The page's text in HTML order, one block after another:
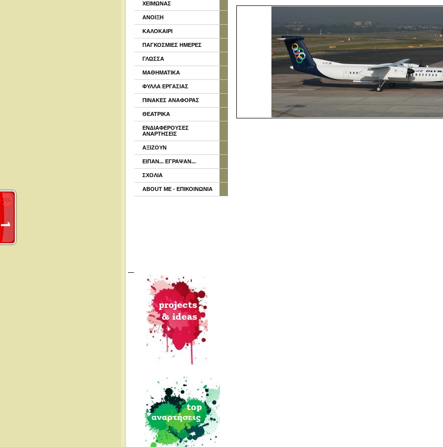
ΧΕΙΜΩΝΑΣ
ΑΝΟΙΞΗ
ΚΑΛΟΚΑΙΡΙ
ΠΑΓΚΟΣΜΙΕΣ ΗΜΕΡΕΣ
ΓΛΩΣΣΑ
ΜΑΘΗΜΑΤΙΚΑ
ΦΥΛΛΑ ΕΡΓΑΣΙΑΣ
ΠΙΝΑΚΕΣ ΑΝΑΦΟΡΑΣ
ΘΕΑΤΡΙΚΑ
ΕΝΔΙΑΦΕΡΟΥΣΕΣ
ΑΝΑΡΤΗΣΕΙΣ
ΑΞΙΖΟΥΝ
ΕΙΠΑΝ... ΕΓΡΑΨΑΝ...
ΣΧΟΛΙΑ
ABOUT ME - ΕΠΙΚΟΙΝΩΝΙΑ